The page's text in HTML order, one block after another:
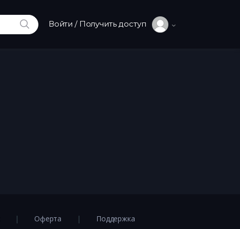
ИСКАТЬВойти / Получить доступ
Оферта Поддержка